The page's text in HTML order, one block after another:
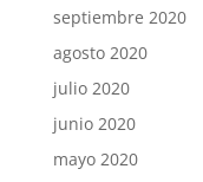
septiembre 2020
agosto 2020
julio 2020
junio 2020
mayo 2020